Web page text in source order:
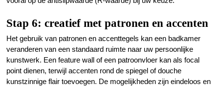
Stap 6: creatief met patronen en accenten
Het gebruik van patronen en accenttegels kan een badkamer
veranderen van een standaard ruimte naar uw persoonlijke
kunstwerk. Een feature wall of een patroonvloer kan als focal
point dienen, terwijl accenten rond de spiegel of douche
kunstzinnige flair toevoegen. De mogelijkheden zijn eindeloos en